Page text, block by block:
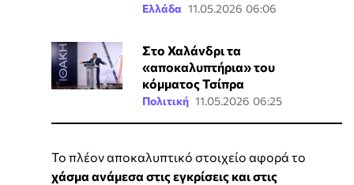
Ελλάδα 11.05.2026 06:06
Στο Χαλάνδρι τα
«αποκαλυπτήρια» του
κόμματος Τσίπρα
Πολιτική 11.05.2026 06:25
Το πλέον αποκαλυπτικό στοιχείο αφορά το
χάσμα ανάμεσα στις εγκρίσεις και στις